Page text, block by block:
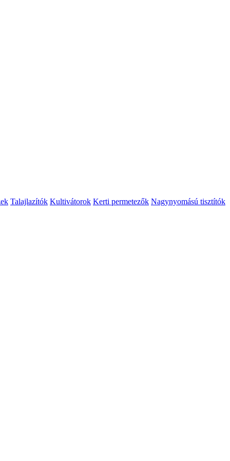
Talajlazítók Kultivátorok Kerti permetezők Nagynyomású tisztítók